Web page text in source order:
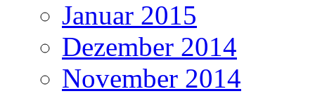
Januar 2015
Dezember 2014
November 2014